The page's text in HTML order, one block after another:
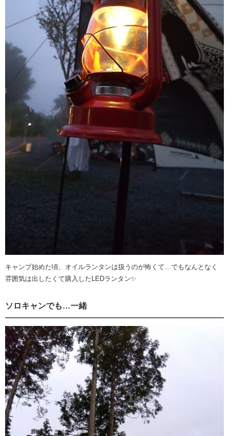
キャンプ始めた頃、オイルランタンは扱うのが怖くて…でもなんとなく
雰囲気は出したくて購入したLEDランタン✨
ソロキャンでも…一緒